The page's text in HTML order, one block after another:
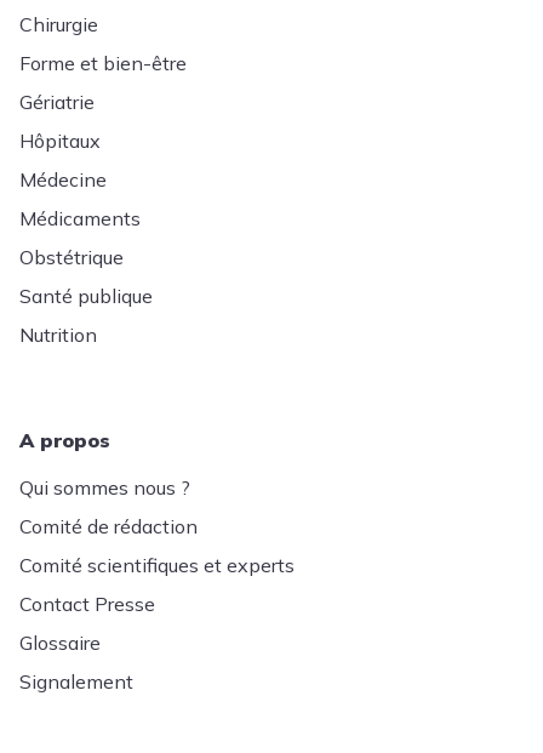
Chirurgie
Forme et bien-être
Gériatrie
Hôpitaux
Médecine
Médicaments
Obstétrique
Santé publique
Nutrition
A propos
Qui sommes nous ?
Comité de rédaction
Comité scientifiques et experts
Contact Presse
Glossaire
Signalement